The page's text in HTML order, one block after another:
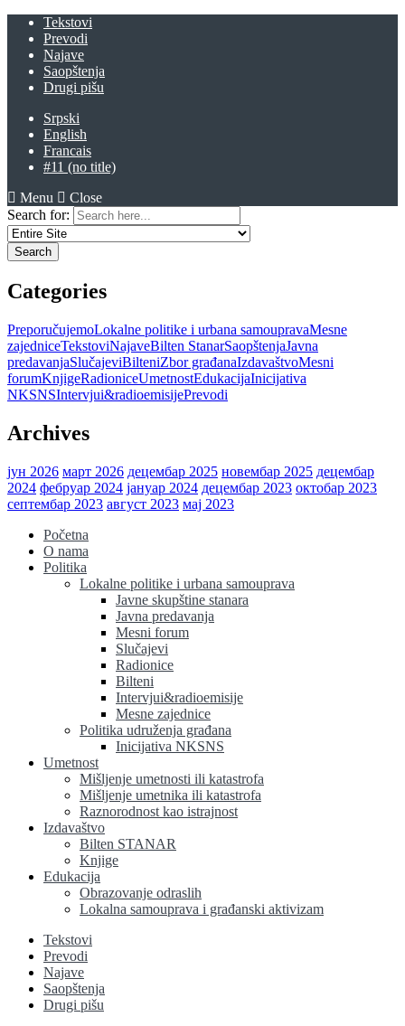
Tekstovi
Prevodi
Najave
Saopštenja
Drugi pišu
Srpski
English
Francais
#11 (no title)
Menu
Close
Search for:
Categories
PreporučujemoLokalne politike i urbana samoupravaMesne
zajedniceTekstoviNajaveBilten StanarSaopštenjaJavna
predavanjaSlučajeviBilteniZbor građanaIzdavaštvoMesni
forumKnjigeRadioniceUmetnostEdukacijaInicijativa
NKSNSIntervjui&radioemisijePrevodi
Archives
јун 2026 март 2026 децембар 2025 новембар 2025 децембар
2024 фебруар 2024 јануар 2024 децембар 2023 октобар 2023
септембар 2023 август 2023 мај 2023
Početna
O nama
Politika
Lokalne politike i urbana samouprava
Javne skupštine stanara
Javna predavanja
Mesni forum
Slučajevi
Radionice
Bilteni
Intervjui&radioemisije
Mesne zajednice
Politika udruženja građana
Inicijativa NKSNS
Umetnost
Mišljenje umetnosti ili katastrofa
Mišljenje umetnika ili katastrofa
Raznorodnost kao istrajnost
Izdavaštvo
Bilten STANAR
Knjige
Edukacija
Obrazovanje odraslih
Lokalna samouprava i građanski aktivizam
Tekstovi
Prevodi
Najave
Saopštenja
Drugi pišu